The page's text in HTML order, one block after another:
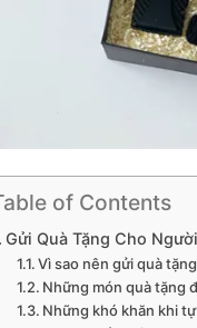
of Contents
Gửi Quà Tặng Cho
Vì sao nên gửi quà
Những món quà tặng
Những khó khăn khi